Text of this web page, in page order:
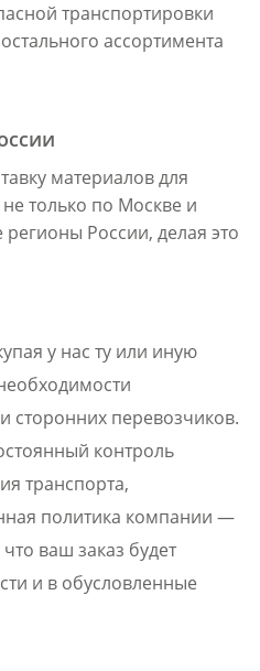
транспортировки
ассортимента
материалов для
только по Москве и
регионы России, делая это
у нас ту или иную
сторонних перевозчиков.
контроль
транспорта,
политика компании —
что ваш заказ будет
и в обусловленные